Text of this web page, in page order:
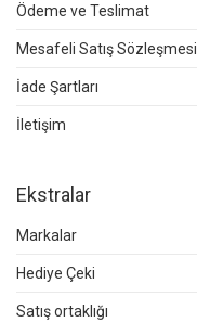
Ödeme ve Teslimat
Mesafeli Satış Sözleşmesi
İade Şartları
İletişim
Ekstralar
Markalar
Hediye Çeki
Satış ortaklığı